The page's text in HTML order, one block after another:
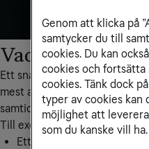
Vad är snabbt
Ett snabbt internet kan
mest använder internet till
samtidigt:
Till exempel:
Ett hushåll på 1-2
Genom att klicka på
samtycker du till
cookies. Du kan
cookies och fortsätta
cookies. Tänk dock
typer av cookies kan
möjlighet att
som du kanske vill ha.